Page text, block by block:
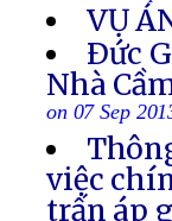
VỤ
Ðức
Nhà
on 07 Sep
việc
trấn áp